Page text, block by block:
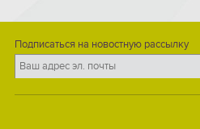
Подписаться на новостную рассылку